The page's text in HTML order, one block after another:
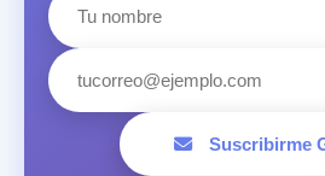
Suscribirme